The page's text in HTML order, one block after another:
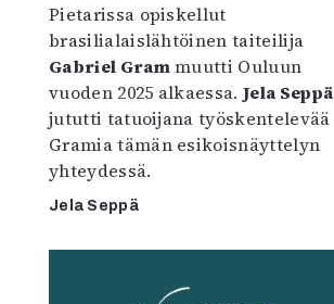
Pietarissa opiskellut
brasilialaislähtöinen taiteilija
Gabriel Grammuutti Ouluun
vuoden 2025 alkaessa.Jela Seppä
jututti tatuoijana työskentelevää
Gramia tämän esikoisnäyttelyn
yhteydessä.
Jela Seppä